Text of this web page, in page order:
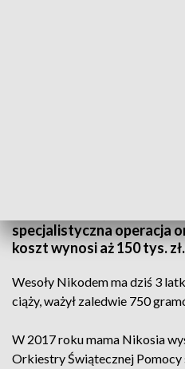
specjalistyczna operacja
koszt wynosi aż 150 tys.
Wesoły Nikodem ma dziś 3
ciąży, ważył zaledwie 750
W 2017 roku mama Nikosia
Orkiestry Świątecznej Pomocy